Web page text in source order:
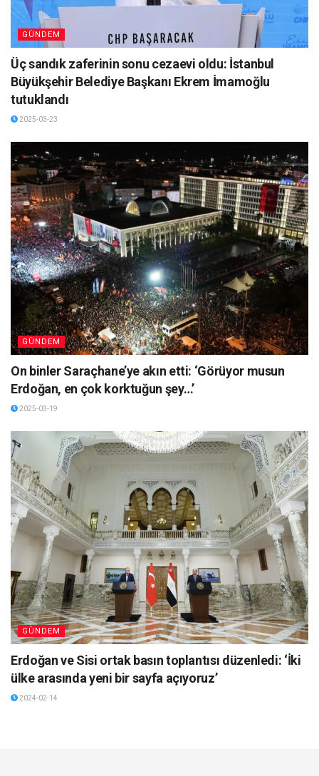
GÜNDEM
Üç sandık zaferinin sonu cezaevi oldu: İstanbul
Büyükşehir Belediye Başkanı Ekrem İmamoğlu
tutuklandı
2025-03-23
GÜNDEM
On binler Saraçhane’ye akın etti: ‘Görüyor musun
Erdoğan, en çok korktuğun şey…’
2025-03-19
GÜNDEM
Erdoğan ve Sisi ortak basın toplantısı düzenledi: ‘İki
ülke arasında yeni bir sayfa açıyoruz’
2024-02-14